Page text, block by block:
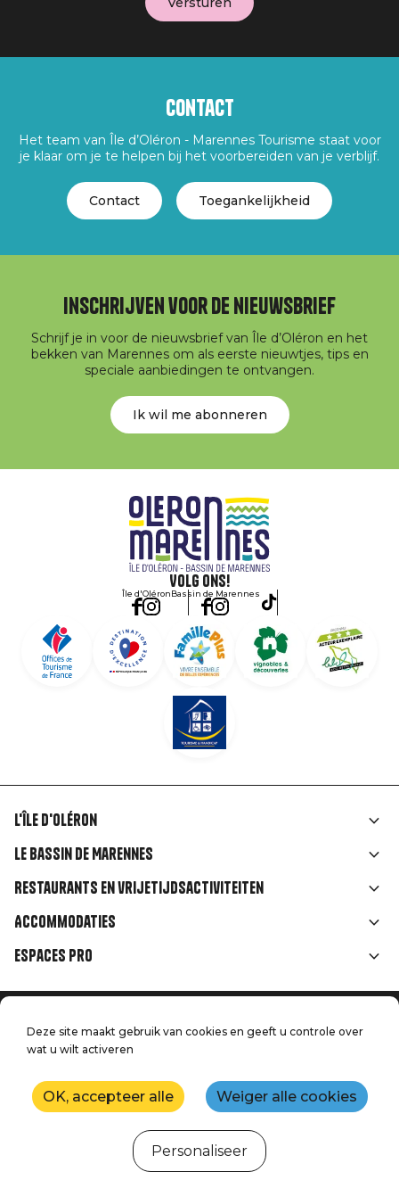
Contact
Het team van Île d’Oléron - Marennes Tourisme staat voor
je klaar om je te helpen bij het voorbereiden van je verblijf.
Contact Toegankelijkheid
Inschrijven voor de nieuwsbrief
Schrijf je in voor de nieuwsbrief van Île d’Oléron en het
bekken van Marennes om als eerste nieuwtjes, tips en
speciale aanbiedingen te ontvangen.
Ik wil me abonneren
Volg ons!
Île d'OléronBassin de Marennes
Liens
rubriques
L'île d'Oléron
Le Bassin de Marennes
Restaurants en vrijetijdsactiviteiten
Accommodaties
Espaces Pro
Menu
de
Juridische informatie
Druk op
Neem contact met ons op
Kaart
Productie: StudioJuillet
Deze site maakt gebruik van cookies en geeft u controle over
wat u wilt activeren
OK, accepteer alle Weiger alle cookies
Personaliseer